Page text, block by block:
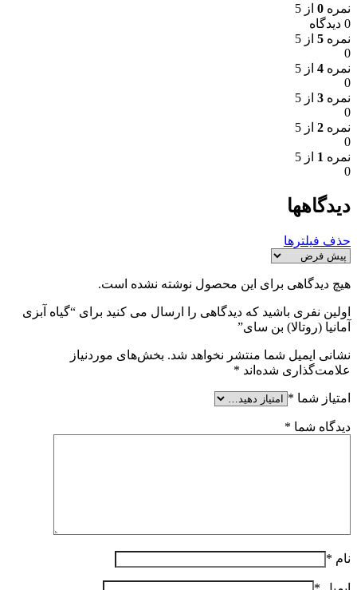
نمره 0 از 5
0 دیدگاه
نمره 5 از 5
0
نمره 4 از 5
0
نمره 3 از 5
0
نمره 2 از 5
0
نمره 1 از 5
0
دیدگاهها
حذف فیلترها
هیچ دیدگاهی برای این محصول نوشته نشده است.
اولین نفری باشید که دیدگاهی را ارسال می کنید برای “گیاه آبزی
آمانیا (روتالا) بن سای”
نشانی ایمیل شما منتشر نخواهد شد. بخش‌های موردنیاز
علامت‌گذاری شده‌اند *
امتیاز شما *
دیدگاه شما *
نام *